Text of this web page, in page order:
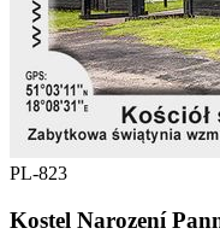
PL-823
Kostel Narození